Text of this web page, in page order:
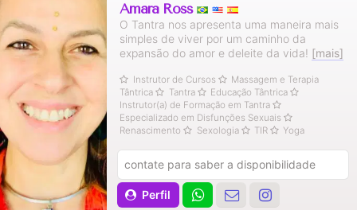
Amara Ross
O Tantra nos apresenta uma maneira mais
simples de viver por um caminho da
expansão do amor e deleite da vida! [mais]
Instrutor de Cursos
Massagem e Terapia
Tântrica
Tantra
Educação Tântrica
Instrutor(a) de Formação em Tantra
Especializado em Disfunções Sexuais
Renascimento
Sexologia TIR Yoga
Perfil
contate para saber a disponibilidade